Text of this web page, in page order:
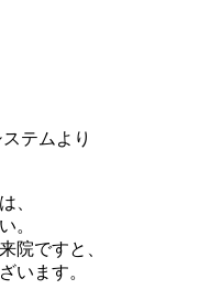
テムより
、
。
院ですと、
います。